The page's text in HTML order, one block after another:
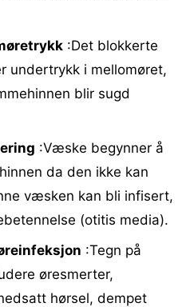
:Det blokkerte
undertrykk i mellomøret,
blir sugd
:Væske begynner å
da den ikke kan
væsken kan bli infisert,
(otitis media).
:Tegn på
øresmerter,
hørsel, dempet